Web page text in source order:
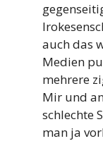
auch das
Medien
mehrere
Mir und
schlechte
man ja